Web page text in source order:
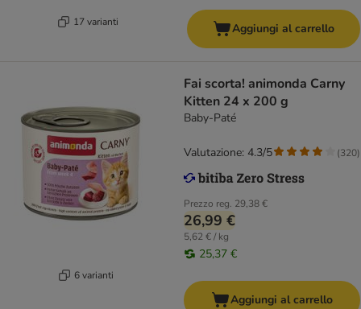
17 varianti Aggiungi al carrello
6 varianti
Fai scorta! animonda Carny
Kitten 24 x 200 g
Baby-Paté
Prezzo reg. 29,38 €
26,99 €
5,62 € / kg
25,37 €
Valutazione: 4.3/5 (320)
Aggiungi al carrello